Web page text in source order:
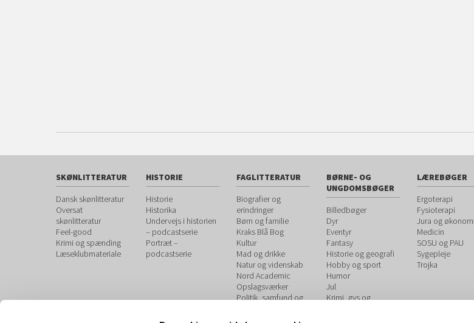
SKØNLITTERATUR
Dansk skønlitteratur
Oversat
skønlitteratur
Feel-good
Krimi og spænding
Læseklubmateriale
HISTORIE
Historie
Historika
Undervejs i historien
– podcastserie
Portræt –
podcastserie
FAGLITTERATUR
Biografier og
erindringer
Børn og familie
Kraks Blå Bog
Kultur
Mad og drikke
Natur og videnskab
Nord Academic
Opslagsværker
Politik, samfund og
Sundhed og
BØRNE- OG
UNGDOMSBØGER
Billedbøger
Dyr
Eventyr
Fantasy
Historie og geografi
Hobby og sport
Humor
Jul
Krimi, gys og
LÆREBØGER
Ergoterapi
Fysioterapi
Jura og økonomi
Medicin
SOSU og PAU
Sygepleje
Trojka